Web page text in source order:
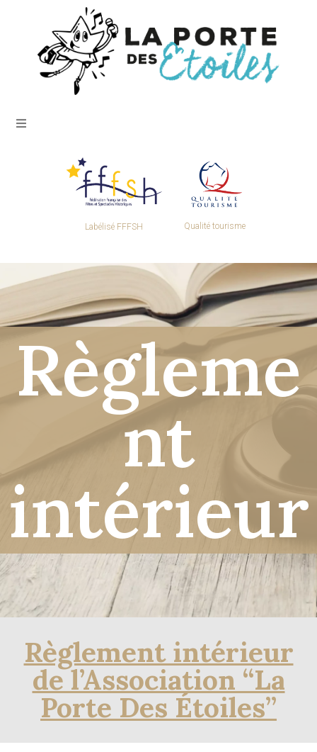
Labélisé FFFSH Qualité tourisme
Règleme
nt
intérieur
Règlement intérieur
de l’Association “La
Porte Des Étoiles”